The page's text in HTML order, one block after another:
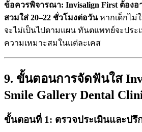
ข้อควรพิจารณา: Invisalign First ต้อง
สวมใส่ 20–22 ชั่วโมงต่อวันหากเด็กไม่
จะไม่เป็นไปตามแผน ทันตแพทย์จะประ
ความเหมาะสมในแต่ละเคส
9. ขั้นตอนการจัดฟันใส
Smile Gallery Dental
ขั้นตอนที่ 1: ตรวจประเมินและป